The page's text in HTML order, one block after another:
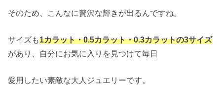
そのため、こんなに贅沢な輝きが出るんですね。
サイズも1カラット・0.5カラット・0.3カラットの3サイズ
があり、自分にお気に入りを見つけて毎日
愛用したい素敵な大人ジュエリーです。